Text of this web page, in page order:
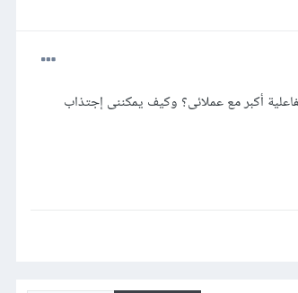
أكبر مع عملائى؟ وكيف يمكننى إجتذاب